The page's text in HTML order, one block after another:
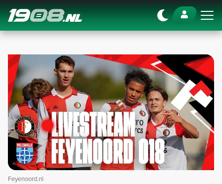
Navigation
Feyenoord.nl